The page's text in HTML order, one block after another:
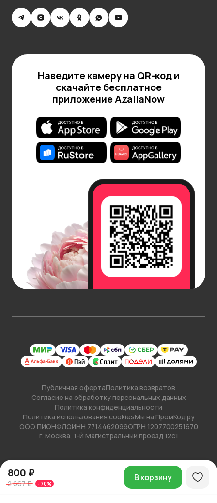
800 ₽
2 667 ₽ - 70%
В корзину
Наведите камеру на QR-код и
скачайте бесплатное
приложение AzaliaNow
Публичная офертаПолитика возвратов
Согласие на обработку персональных данных
Политика конфиденциальности
Политика использования cookiesМы на ПромКод.ру
ООО ПИОНФЛОИНН 7714462099ОГРН 1207700251670
г. Москва, 1-Й Магистральный проезд 12с1